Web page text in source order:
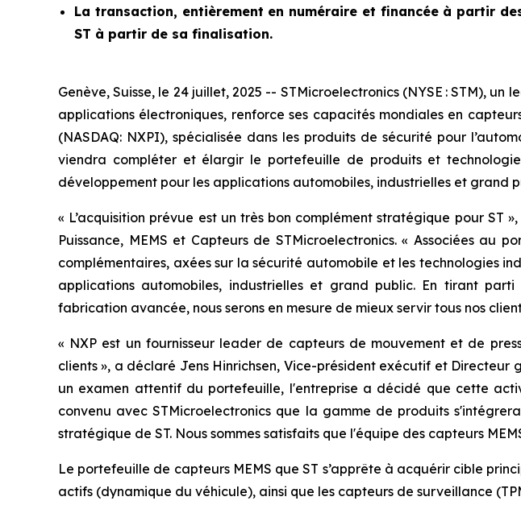
La transaction, entièrement en numéraire et financée à partir
ST à partir de sa finalisation.
Genève, Suisse, le 24 juillet, 2025 -- STMicroelectronics (NYSE : STM),
applications électroniques, renforce ses capacités mondiales en
(NASDAQ: NXPI), spécialisée dans les produits de sécurité pour
viendra compléter et élargir le portefeuille de produits et
développement pour les applications automobiles, industrielles et grand
« L’acquisition prévue est un très bon complément stratégique pour ST »,
Puissance, MEMS et Capteurs de STMicroelectronics.« Associées au
complémentaires, axées sur la sécurité automobile et les technologies
applications automobiles, industrielles et grand public. En tirant
fabrication avancée, nous serons en mesure de mieux servir tous nos
« NXP est un fournisseur leader de capteurs de mouvement et de
clients », a déclaré Jens Hinrichsen, Vice-président exécutif et Directeur
un examen attentif du portefeuille, l'entreprise a décidé que cette
convenu avec STMicroelectronics que la gamme de produits
stratégique de ST. Nous sommes satisfaits que l'équipe des capteurs
Le portefeuille de capteurs MEMS que ST s’apprête à acquérir cible
actifs (dynamique du véhicule), ainsi que les capteurs de surveillance